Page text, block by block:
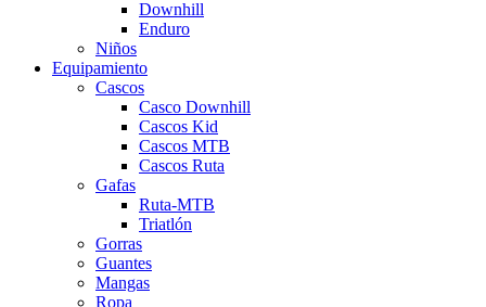
Downhill
Enduro
Niños
Equipamiento
Cascos
Casco Downhill
Cascos Kid
Cascos MTB
Cascos Ruta
Gafas
Ruta-MTB
Triatlón
Gorras
Guantes
Mangas
Ropa